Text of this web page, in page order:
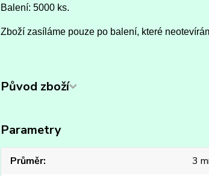
Balení: 5000 ks.
Zboží zasíláme pouze po balení, které
Původ zboží
Parametry
Průměr
3